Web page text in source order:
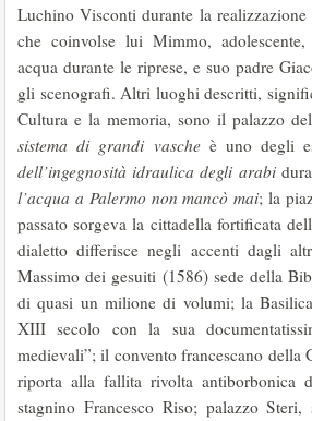
Luchino Visconti durante la
che coinvolse lui Mimmo,
acqua durante le riprese, e suo padre
gli scenografi. Altri luoghi descritti,
Cultura e la memoria, sono il palazzo
sistema di grandi vascheè uno degli
dell’ingegnosità idraulica degli arabi
l’acqua a Palermo non mancò mai; la
passato sorgeva la cittadella fortificata
dialetto differisce negli accenti dagli
Massimo dei gesuiti (1586) sede della
di quasi un milione di volumi; la
XIII secolo con la sua
medievali”; il convento francescano della
riporta alla fallita rivolta antiborbonica
stagnino Francesco Riso; palazzo